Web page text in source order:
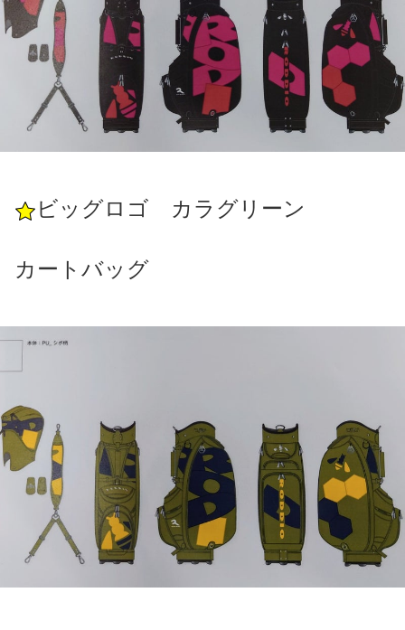
ビッグロゴ カラグリーン
カートバッグ